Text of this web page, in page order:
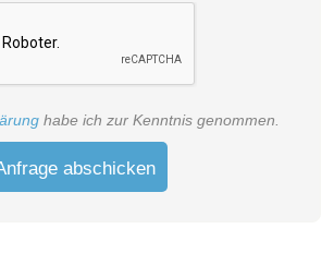
habe ich zur Kenntnis genommen.
abschicken